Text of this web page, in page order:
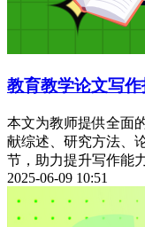
教育教学论文写
本文为教师提供全面
献综述、研究方法、
节，助力提升写作能
2025-06-09 10:51